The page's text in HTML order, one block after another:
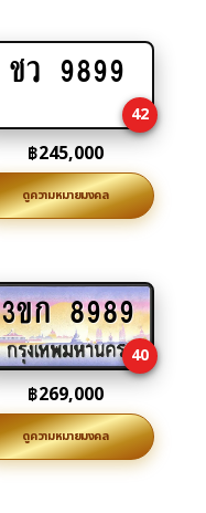
Add
cart
ชว 9899
42
฿245,000
ดูความหมายมงคล
Add
to
cart
ขก 8989
40
฿269,000
ดูความหมายมงคล